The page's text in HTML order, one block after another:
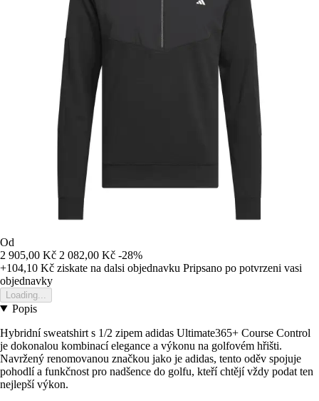
Od
2 905,00 Kč 2 082,00 Kč -28%
+104,10 Kč ziskate na dalsi objednavku Pripsano po potvrzeni vasi
objednavky
Loading...
Popis
Hybridní sweatshirt s 1/2 zipem adidas Ultimate365+ Course Control
je dokonalou kombinací elegance a výkonu na golfovém hřišti.
Navržený renomovanou značkou jako je adidas, tento oděv spojuje
pohodlí a funkčnost pro nadšence do golfu, kteří chtějí vždy podat ten
nejlepší výkon.